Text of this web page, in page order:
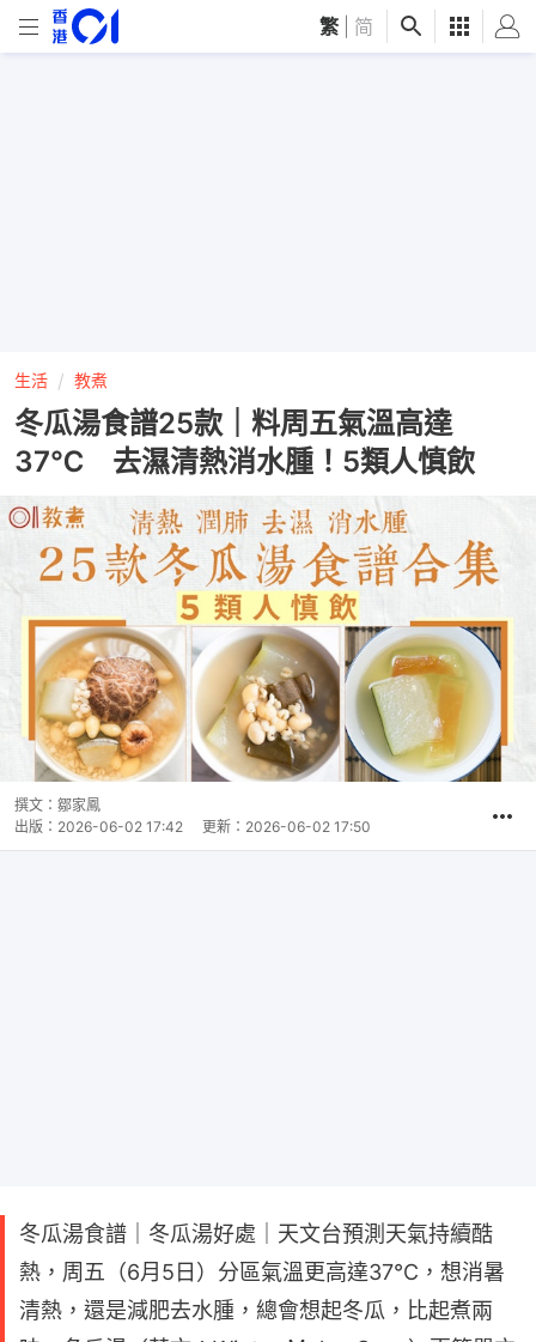
繁 简
生活 教煮
冬瓜湯食譜25款｜料周五氣溫高達
37℃ 去濕清熱消水腫！5類人慎飲
撰文： 鄒家鳳
出版： 2026-06-02 17:42 更新： 2026-06-02 17:50
冬瓜湯食譜｜冬瓜湯好處｜天文台預測天氣持續酷
熱，周五（6月5日）分區氣溫更高達37℃，想消暑
清熱，還是減肥去水腫，總會想起冬瓜，比起煮兩